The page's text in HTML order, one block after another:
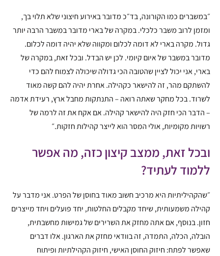
״במשברים כמו הקורונה, בד״כ מדובר באירוע חיצוני שלא תלוי בך,
ומזמן לרוב משבר כלכלי. במקרה של בארי מדובר במשבר הרבה יותר
גדול. מקרה בארי לא דומה לכלום ומקווה שלא יהיה דומה לכלום.
מדובר במשבר של איום קיומי. לכן יש הבדל. ובכל זאת, במקרה של
בארי, אני יכול לציין שהטובה הכי גדולה שיכולה לצמוח להם כדי
להשתקם מהר, זה להישאר כקהילה. אחרת יהיה להם קשה מאוד
לשרוד. בכל מחקר שאתה רואה – התנתקות מחבל ארץ, רעידת אדמה
– הדבר הכי חזק היה להישאר קהילה. אם אקח את זה לרמה של
רשויות מקומיות, אולי המסר הוא לייצר קהילות חזקות.״
ובכל זאת, ממצב קיצון כזה, מה אפשר
ללמוד לעתיד?
״שהקהיליתיות היא מרכיב חשוב מאוד בחוסן של הפרט. אני מדבר על
קהילה משמעותית, שיחד מקבלים החלטות, יחד פועלים ויחד מייצרים
חזון. בנוסף, אם אתה מחזק את השרירים של גמישות מחשבתית,
הובלה, הכלה, התמדה, זה בוודאי מחזק את הארגון. אלו דברים
שאפשר לפתח: חיזוק החוסן האישי, חיזוק הקהילתיות ופיתוח